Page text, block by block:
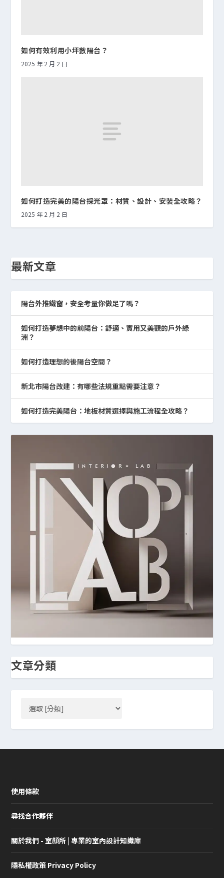
如何有效利用小坪數陽台？
2025 年 2 月 2 日
如何打造完美的陽台採光罩：材質、設計、安裝全攻略？
2025 年 2 月 2 日
最新文章
陽台外推鐵窗，安全考量你做足了嗎？
如何打造夢想中的前陽台：舒適、實用又美觀的戶外綠
洲？
如何打造理想的後陽台空間？
新北市陽台改建：有哪些法規重點需要注意？
如何打造完美陽台：地板材質選擇與施工流程全攻略？
文章分類
使用條款
尋找合作夥伴
關於我們 - 室顏所 | 專業的室內設計知識庫
隱私權政策 Privacy Policy